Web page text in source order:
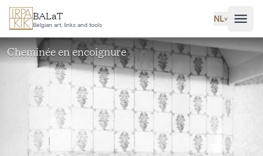
Ga naar hoofdinhoud
BALaT
Belgian art, links and tools
NL˅
Cheminée en encoignure